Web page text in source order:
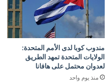
مندوب كوبا لدى الأمم المتحدة:
الولايات المتحدة تمهد الطريق
لعدوان محتمل على هافانا
منذ يوم واحد